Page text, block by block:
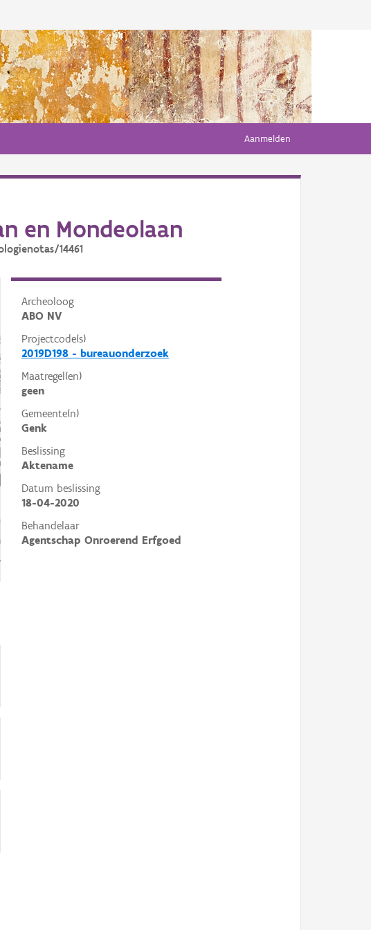
Aanmelden
en Mondeolaan
14461
Archeoloog
ABO NV
Projectcode(s)
2019D198 - bureauonderzoek
Maatregel(en)
geen
Gemeente(n)
Genk
Beslissing
Aktename
Datum beslissing
18-04-2020
Behandelaar
Agentschap Onroerend Erfgoed